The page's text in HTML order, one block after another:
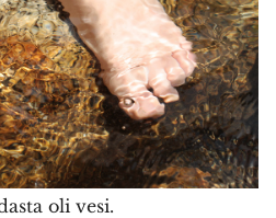
oli vesi.